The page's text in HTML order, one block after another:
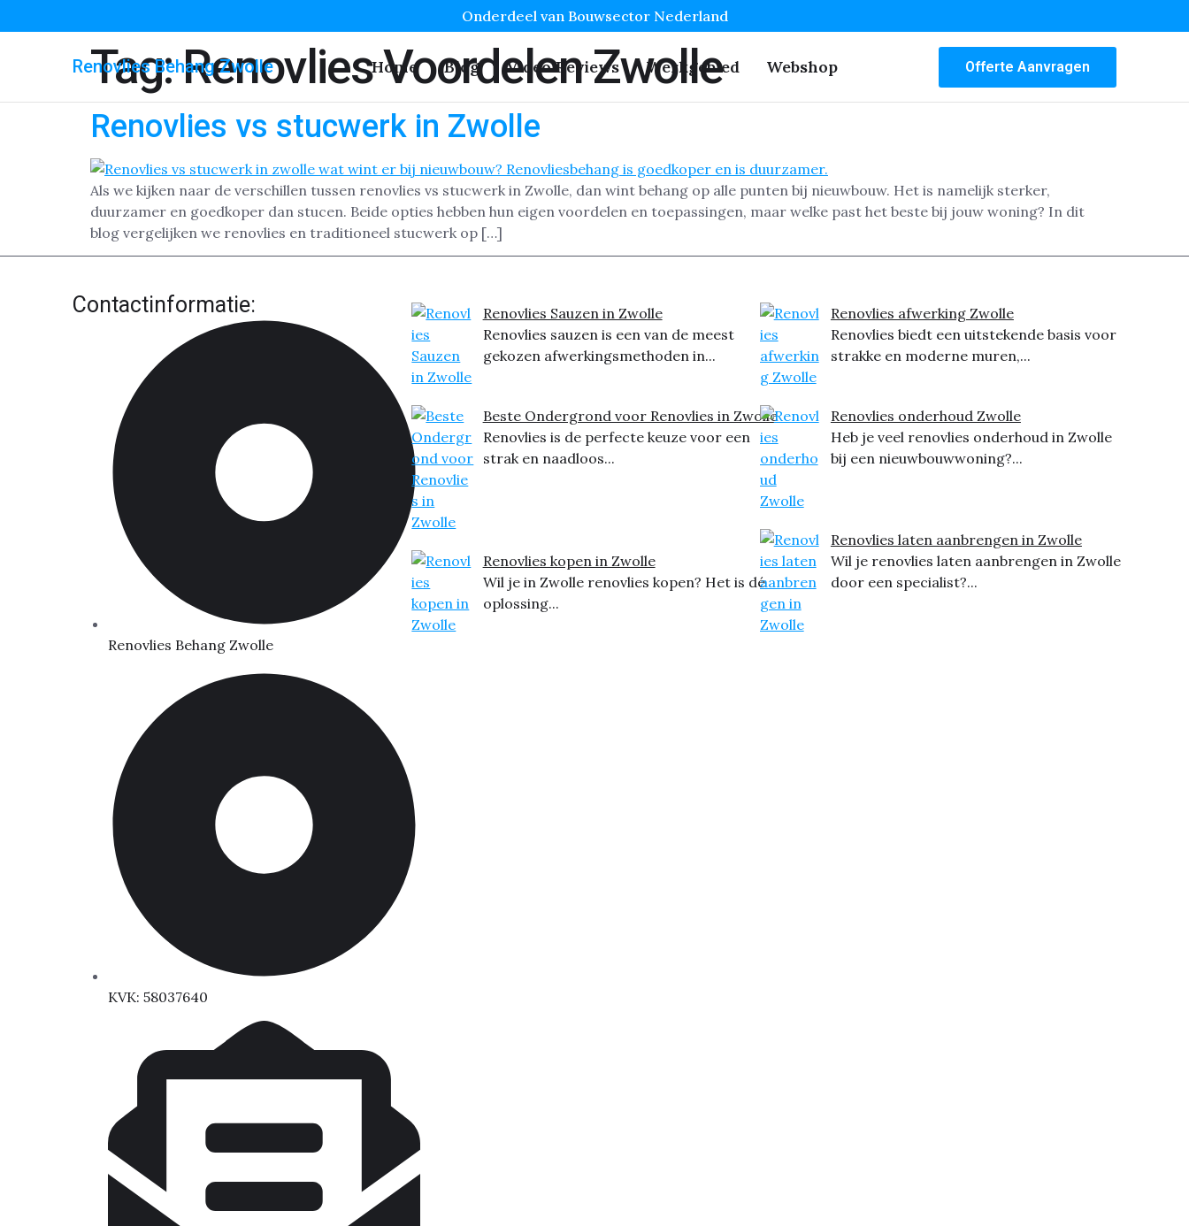
Onderdeel van Bouwsector Nederland
Renovlies Behang Zwolle Home Blog Video Reviews Werkgebied Webshop Offerte Aanvragen
Tag:Renovlies Voordelen Zwolle
Renovlies vs stucwerk in Zwolle
Als we kijken naar de verschillen tussen renovlies vs stucwerk in Zwolle, dan wint behang op alle punten bij nieuwbouw. Het is namelijk sterker,
duurzamer en goedkoper dan stucen. Beide opties hebben hun eigen voordelen en toepassingen, maar welke past het beste bij jouw woning? In dit
blog vergelijken we renovlies en traditioneel stucwerk op […]
Contactinformatie:
Renovlies Behang Zwolle
KVK: 58037640
Renovlies Sauzen in Zwolle
Renovlies sauzen is een van de meest
gekozen afwerkingsmethoden in...
Beste Ondergrond voor Renovlies in Zwolle
Renovlies is de perfecte keuze voor een
strak en naadloos...
Renovlies kopen in Zwolle
Wil je in Zwolle renovlies kopen? Het is dé
oplossing...
Renovlies afwerking Zwolle
Renovlies biedt een uitstekende basis voor
strakke en moderne muren,...
Renovlies onderhoud Zwolle
Heb je veel renovlies onderhoud in Zwolle
bij een nieuwbouwwoning?...
Renovlies laten aanbrengen in Zwolle
Wil je renovlies laten aanbrengen in Zwolle
door een specialist?...